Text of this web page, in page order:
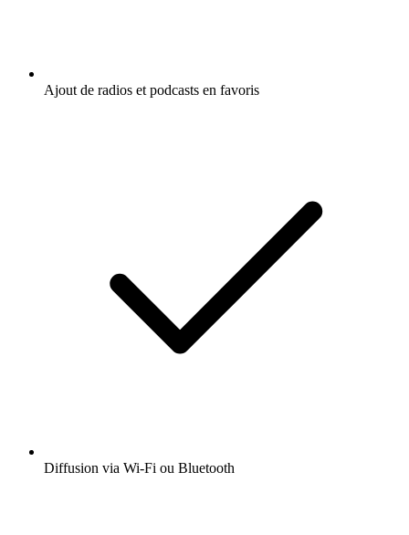
Ajout de radios et podcasts en favoris
Diffusion via Wi-Fi ou Bluetooth